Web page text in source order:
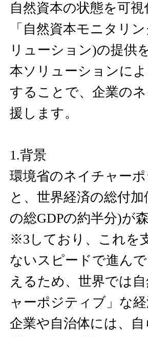
自然資本の状態を可
「自然資本モニタリ
リューション)の提供
本ソリューションに
することで、企業の
援します。
1.背景
環境省のネイチャー
と、世界経済の総付
の総GDPの約半分)が
※3しており、これを
ないスピードで進ん
えるため、世界では
ャーポジティブ」な
企業や自治体には、